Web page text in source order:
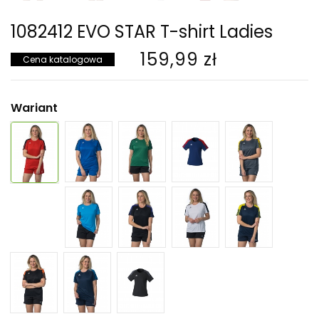
1082412 EVO STAR T-shirt Ladies
Cena katalogowa 159,99 zł
Wariant